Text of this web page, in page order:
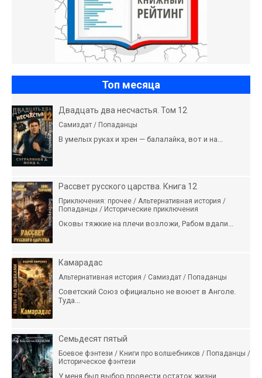
Топ месяца
Двадцать два несчастья. Том 12
Самиздат / Попаданцы
В умелых руках и хрен — балалайка, вот и на...
Рассвет русского царства. Книга 12
Приключения: прочее / Альтернативная история /
Попаданцы / Исторические приключения
Оковы тяжкие на плечи возложи, Рабом вдали...
Камарадас
Альтернативная история / Самиздат / Попаданцы
Советский Союз официально не воюет в Анголе.
Туда...
Семьдесят пятый
Боевое фэнтези / Книги про волшебников / Попаданцы /
Историческое фэнтези
У меня был выбор провести остаток жизни...